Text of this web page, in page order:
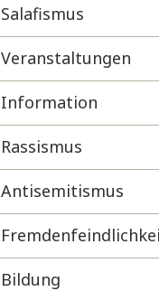
Salafismus
Veranstaltungen
Information
Rassismus
Antisemitismus
Bildung